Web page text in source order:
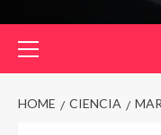
Menu
HOME CIENCIA